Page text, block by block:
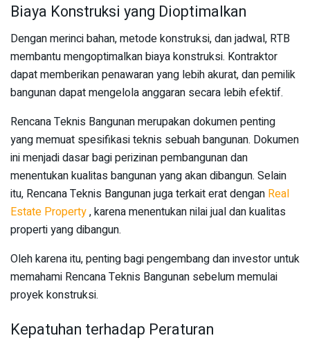
Biaya Konstruksi yang Dioptimalkan
Dengan merinci bahan, metode konstruksi, dan jadwal, RTB
membantu mengoptimalkan biaya konstruksi. Kontraktor
dapat memberikan penawaran yang lebih akurat, dan pemilik
bangunan dapat mengelola anggaran secara lebih efektif.
Rencana Teknis Bangunan merupakan dokumen penting
yang memuat spesifikasi teknis sebuah bangunan. Dokumen
ini menjadi dasar bagi perizinan pembangunan dan
menentukan kualitas bangunan yang akan dibangun. Selain
itu, Rencana Teknis Bangunan juga terkait erat dengan Real
Estate Property, karena menentukan nilai jual dan kualitas
properti yang dibangun.
Oleh karena itu, penting bagi pengembang dan investor untuk
memahami Rencana Teknis Bangunan sebelum memulai
proyek konstruksi.
Kepatuhan terhadap Peraturan